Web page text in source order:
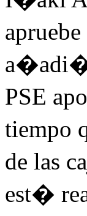
a�adi�
PSE
tiempo
de las
est�